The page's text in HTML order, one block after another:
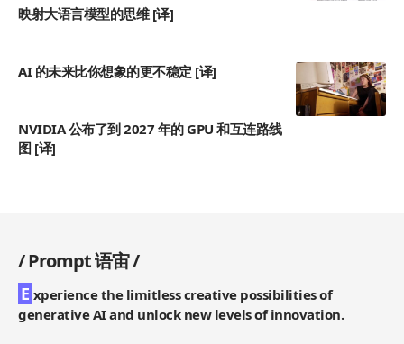
映射大语言模型的思维 [译]
AI 的未来比你想象的更不稳定 [译]
NVIDIA 公布了到 2027 年的 GPU 和互连路线
图 [译]
/Prompt 语宙/
E xperience the limitless creative possibilities of
generative AI and unlock new levels of innovation.